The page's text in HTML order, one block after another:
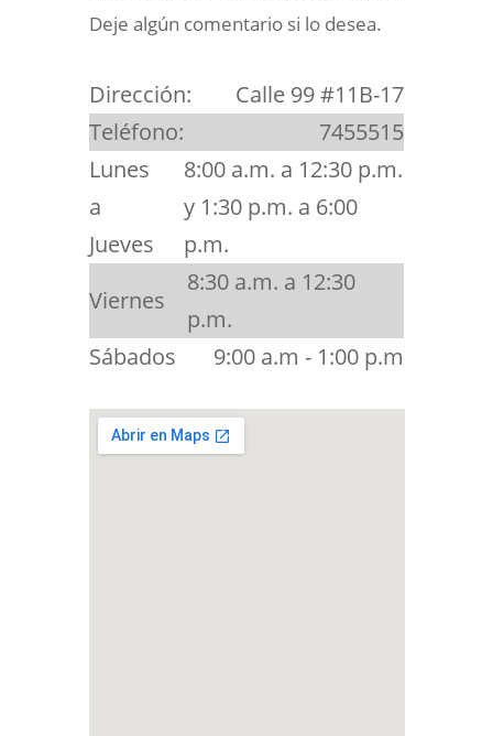
Deje algún comentario si lo desea.
Dirección:
Calle 99 #11B-17
Teléfono:
7455515
Lunes
a
Jueves
8:00 a.m. a 12:30 p.m.
y 1:30 p.m. a 6:00
p.m.
Viernes
8:30 a.m. a 12:30
p.m.
Sábados
9:00 a.m - 1:00 p.m